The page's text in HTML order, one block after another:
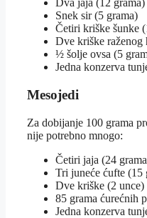
Dva jaja (12 grama)
Snek sir (5 grama)
Četiri kriške šunke
Dve kriške raženog
½ šolje ovsa (5
Jedna konzerva
Mesojedi
Za dobijanje 100 grama
nije potrebno mnogo:
Četiri jaja (24
Tri juneće ćufte (15
Dve kriške (2 unce)
85 grama ćurećnih
Jedna konzerva